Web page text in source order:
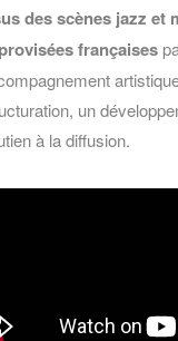
des scènes jazz et
françaises
un
à la diffusion.